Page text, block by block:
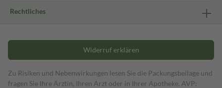
Rechtliches
Widerruf erklären
Zu Risiken und Nebenwirkungen lesen Sie die Packungsbeilage und
fragen Sie Ihre Ärztin, Ihren Arzt oder in Ihrer Apotheke. AVP: